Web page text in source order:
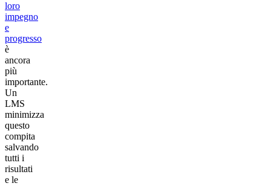
loro
impegno
e
progresso
è
ancora
più
importante.
Un
LMS
minimizza
questo
compita
salvando
tutti i
risultati
e le